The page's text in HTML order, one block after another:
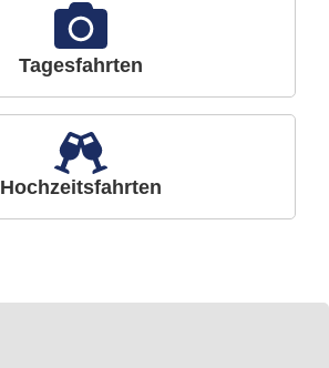
Tagesfahrten
Hochzeitsfahrten